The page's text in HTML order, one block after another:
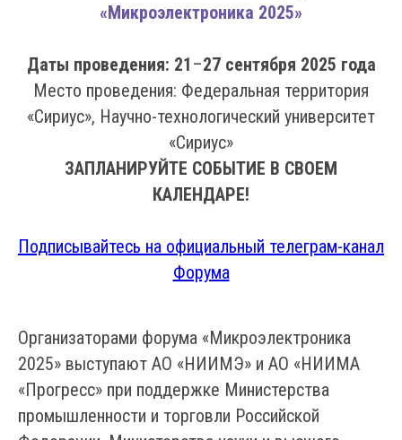
«Микроэлектроника 2025»
Даты проведения: 21 –27 сентября 2025 года
Место проведения: Федеральная территория
«Сириус», Научно-технологический университет
«Сириус»
ЗАПЛАНИРУЙТЕ СОБЫТИЕ В СВОЕМ
КАЛЕНДАРЕ!
Подписывайтесь на официальный телеграм-канал
Форума
Организаторами форума «Микроэлектроника
2025» выступают АО «НИИМЭ» и АО «НИИМА
«Прогресс» при поддержке Министерства
промышленности и торговли Российской